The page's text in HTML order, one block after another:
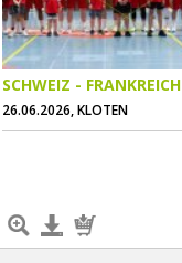
SCHWEIZ - FRANKREICH
26.06.2026, KLOTEN